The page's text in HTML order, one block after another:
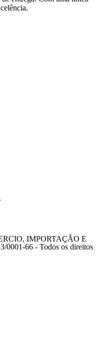
IMPORTAÇÃO E
66 - Todos os direitos